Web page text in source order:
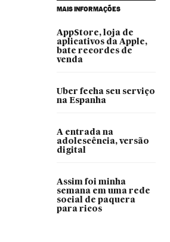
MAIS INFORMAÇÕES
AppStore, loja de
aplicativos da Apple,
bate recordes de
venda
Uber fecha seu serviço
na Espanha
A entrada na
adolescência, versão
digital
Assim foi minha
semana em uma rede
social de paquera
para ricos